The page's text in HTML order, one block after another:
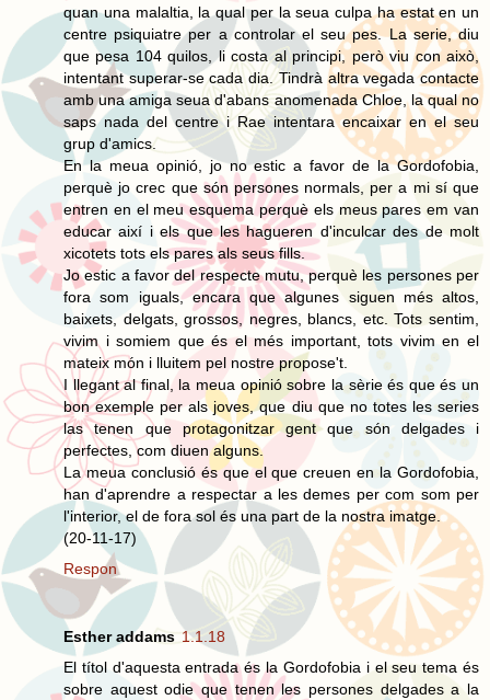
quan una malaltia, la qual per la seua culpa ha estat en un
centre psiquiatre per a controlar el seu pes. La serie, diu
que pesa 104 quilos, li costa al principi, però viu con això,
intentant superar-se cada dia. Tindrà altra vegada contacte
amb una amiga seua d'abans anomenada Chloe, la qual no
saps nada del centre i Rae intentara encaixar en el seu
grup d'amics.
En la meua opinió, jo no estic a favor de la Gordofobia,
perquè jo crec que són persones normals, per a mi sí que
entren en el meu esquema perquè els meus pares em van
educar així i els que les hagueren d'inculcar des de molt
xicotets tots els pares als seus fills.
Jo estic a favor del respecte mutu, perquè les persones per
fora som iguals, encara que algunes siguen més altos,
baixets, delgats, grossos, negres, blancs, etc. Tots sentim,
vivim i somiem que és el més important, tots vivim en el
mateix món i lluitem pel nostre propose't.
I llegant al final, la meua opinió sobre la sèrie és que és un
bon exemple per als joves, que diu que no totes les series
las tenen que protagonitzar gent que són delgades i
perfectes, com diuen alguns.
La meua conclusió és que el que creuen en la Gordofobia,
han d'aprendre a respectar a les demes per com som per
l'interior, el de fora sol és una part de la nostra imatge.
(20-11-17)
Respon
Esther addams 1.1.18
El títol d'aquesta entrada és la Gordofobia i el seu tema és
sobre aquest odie que tenen les persones delgades a la